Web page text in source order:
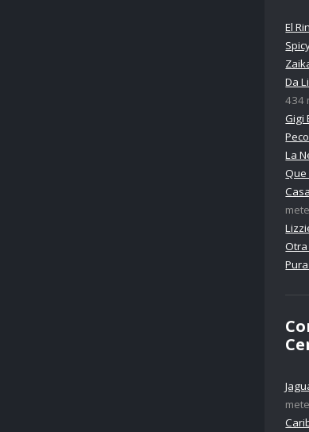
El
Da
434
Gigi
La
Que
Otra